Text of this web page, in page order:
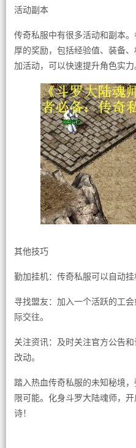
活动副本
传奇私服中有很多活动和副本
厚的奖励，包括经验值、装备
加活动，可以快速提升角色实力
其他技巧
勤加挂机：传奇私服可以自动挂
寻找盟友：加入一个活跃的工
际交往。
关注资讯：及时关注官方公告
改动。
踏入热血传奇私服的未知秘境
限可能。化身斗罗大陆魂师，
诗！